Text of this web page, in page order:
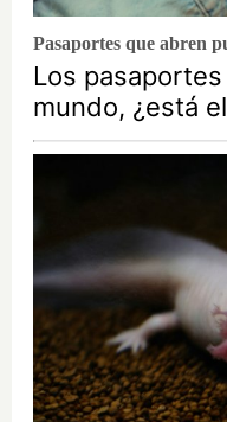
Pasaportes que abren
Los
mundo, ¿está